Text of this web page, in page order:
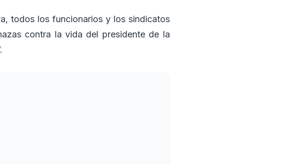
todos los funcionarios y los sindicatos
contra la vida del presidente de la